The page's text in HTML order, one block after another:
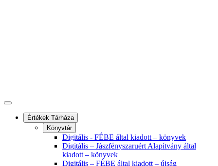
Értékek Tárháza
Könyvtár
Digitális - FÉBE által kiadott – könyvek
Digitális – Jászfényszaruért Alapítvány által
kiadott – könyvek
Digitális – FÉBE által kiadott – újság